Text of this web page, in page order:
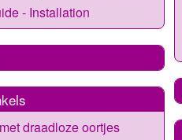
- Installation
draadloze oortjes